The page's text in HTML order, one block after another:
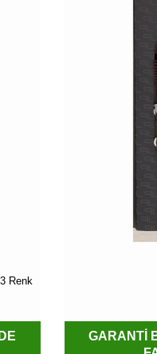
Renk
GARANTİ